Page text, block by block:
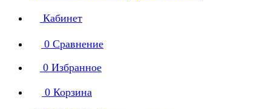
Кабинет
0 Сравнение
0 Избранное
0 Корзина